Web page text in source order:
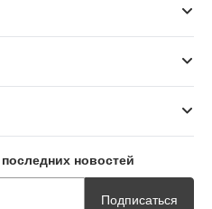
новостей
Подписаться